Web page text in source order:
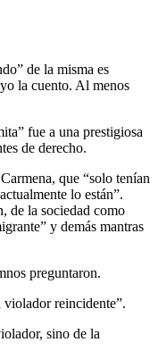
de la misma es
la cuento. Al menos
fue a una prestigiosa
de derecho.
que “solo tenían
lo están”.
de la sociedad como
y demás mantras
preguntaron.
violador reincidente”.
sino de la